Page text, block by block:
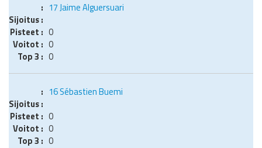
17Jaime Alguersuari
0
0
0
16Sébastien Buemi
0
0
0